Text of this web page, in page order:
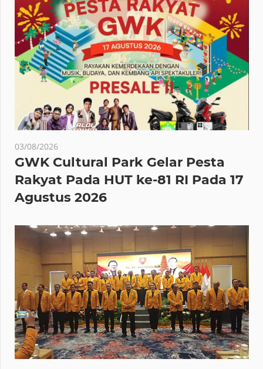
03/08/2026
GWK Cultural Park Gelar Pesta
Rakyat Pada HUT ke-81 RI Pada 17
Agustus 2026